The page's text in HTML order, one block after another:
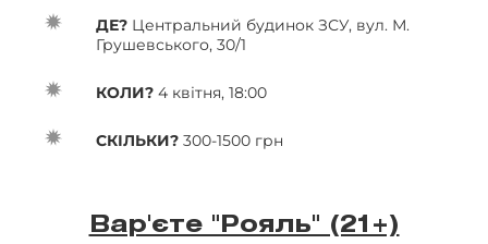
ДЕ? Центральний будинок ЗСУ, вул. М.
Грушевського, 30/1
КОЛИ? 4 квітня, 18:00
СКІЛЬКИ? 300-1500 грн
Вар'єте "Рояль" (21+)